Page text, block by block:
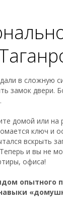
в сложную
замок двери.
домой или на
ключ и
вскрыть
и вы не
офиса!
опытного